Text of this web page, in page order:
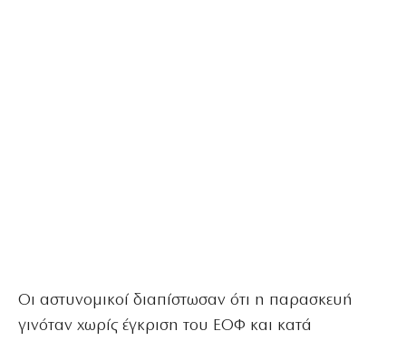
Οι αστυνομικοί διαπίστωσαν ότι η παρασκευή
γινόταν χωρίς έγκριση του ΕΟΦ και κατά